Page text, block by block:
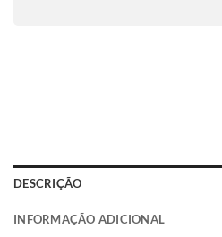
DESCRIÇÃO
INFORMAÇÃO ADICIONAL